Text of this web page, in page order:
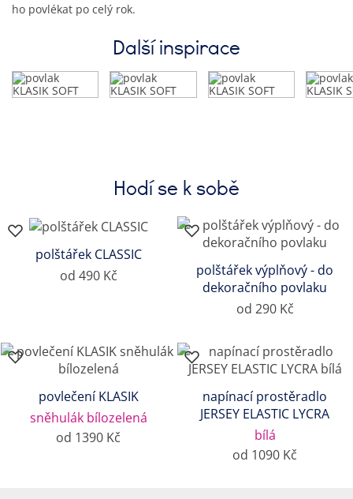
ho povlékat po celý rok.
Další inspirace
Hodí se k sobě
polštářek CLASSIC
od 490 Kč
polštářek výplňový - do
dekoračního povlaku
od 290 Kč
povlečení KLASIK
sněhulák bílozelená
od 1390 Kč
napínací prostěradlo
JERSEY ELASTIC LYCRA
bílá
od 1090 Kč